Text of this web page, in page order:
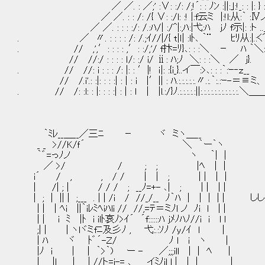
／ ／. : ／;' :∨: :/: /;!´: : ﾉﾝ :||:｣:!_: : |: }
／ ／. : : /: /{ ∨: :/l: :! |:f云ミ |:!l:从:｀ :Ⅳノ
／ ／. : : : :/: /.:ﾊ/| :/^|:,ﾊ:|弋:ﾊ ｊﾉ f示|: :ト ..
. ／ 〃. : : : : /: /.;ｲ//|/{ t|ｌ| :lﾄ､ ｀¨ ﾋﾘ从:|.:く⌒￣
. // ,',′: : : : ,′: :/,'/ f抃=ﾘ}､: : :＼ － ﾊ ｀＼:
// //:/ : : : : ｌ/: :/ i/ ⅱ: ﾊ;ﾉ ＼: : :＼ ／ ｊ
. // //: i : : : /: |: : ′|! ｉ|: :{i_}..イ￣:>､: : :｀:ｰ‐ｚ
// /.i'.: :|: : : :| : | : i |′|| : ﾊ.:.:.:.:.:.〃.:.｀:.:ｰ-＝≡
. // /: :l: : |: : : :| : | : ｌ | |l.:/}ﾉ.:.:.:.:.:||:.:.:.:.:.:.:.:.:.:.:.＼
｀ﾐﾚ__＿__／三ﾆ － ヾ ミヽ＿__
_ _ >//K/ｆ´ ＼ ｀ー｀ヽ
｀゛=っﾉノ ヽ ｀| |
／ >/ / ; ; |ﾍ | |
i´ / , , / / | | ; | | | |
| /| ; | / / / ; __ﾉ=+- ､| ; | | | |
| ; | || | ;___ . | | /i / //_/__ ﾉ｀ﾊ | | | | | ししょー、こ
| | | ﾍi ||｀iﾚﾐﾍiﾊli // //,=ﾃ＝ミﾉl ノ ﾉi l | |
| | i ﾐ |ﾄ i ilﾄ哀ﾉ>ｲ´ ´f::::::ﾊ jﾒﾉﾊﾉ//i i l l
;| | | ヽlヾミfﾆ及彡ﾉ , 弋:.:ｿﾉ /y/ｲ l |
| ﾊ ヾ ﾄ゛´-Ｚ/ ﾉ l i ヽ |
|ﾉ i | | ｀>｀) ー - ／;;;ill | | ﾍ |
| |l | | //ト=i-= ､_ _ イﾐﾉil l | | | |